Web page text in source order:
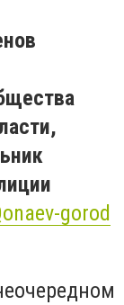
gorod